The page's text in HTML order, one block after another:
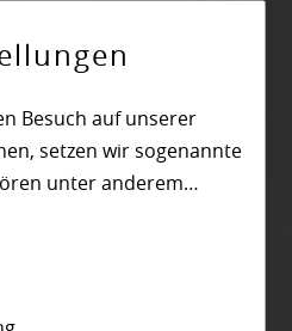
Besuch auf unserer
setzen wir sogenannte
unter anderem
und den
kommerziellen
sind. Zusätzlich
zur anonymen Erhebung